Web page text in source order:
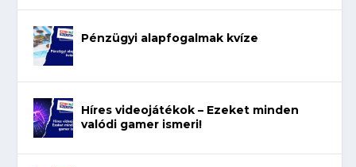
Pénzügyi alapfogalmak kvíze
Híres videojátékok – Ezeket minden
valódi gamer ismeri!